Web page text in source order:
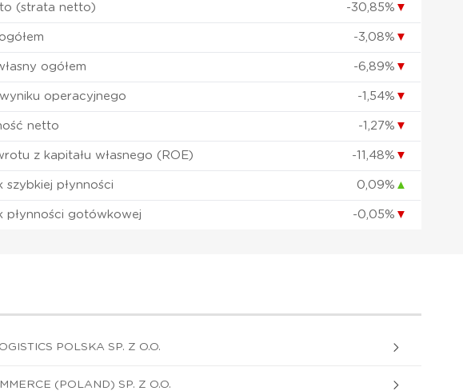
(strata netto) -30,85% ▼
-3,08% ▼
ogółem -6,89% ▼
operacyjnego -1,54% ▼
netto -1,27% ▼
z kapitału własnego (ROE) -11,48% ▼
szybkiej płynności 0,09% ▲
płynności gotówkowej -0,05% ▼
POLSKA SP. Z O.O.
(POLAND) SP. Z O.O.